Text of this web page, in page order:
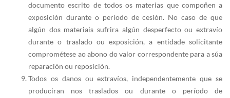
documento escrito de todos os materias que compoñen a
exposición durante o período de cesión. No caso de que
algún dos materiais sufrira algún desperfecto ou extravío
durante o traslado ou exposición, a entidade solicitante
comprométese ao abono do valor correspondente para a súa
reparación ou reposición.
Todos os danos ou extravíos, independentemente que se
produciran nos traslados ou durante o período de